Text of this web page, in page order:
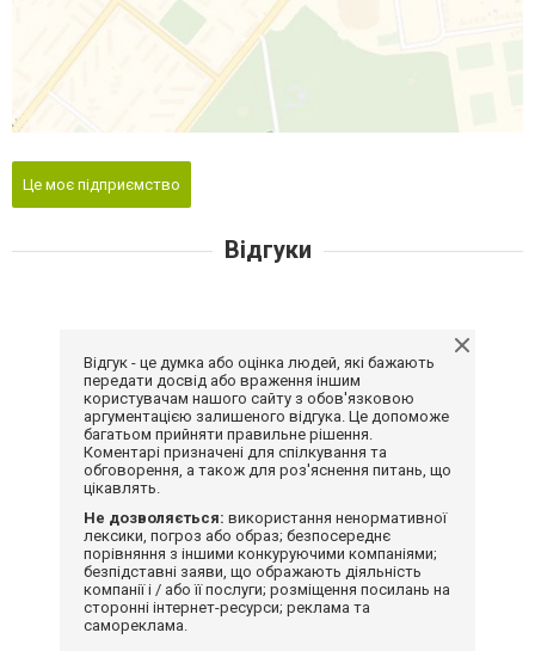
Це моє підприємство
Відгуки
Відгук - це думка або оцінка людей, які бажають
передати досвід або враження іншим
користувачам нашого сайту з обов'язковою
аргументацією залишеного відгука. Це допоможе
багатьом прийняти правильне рішення.
Коментарі призначені для спілкування та
обговорення, а також для роз'яснення питань, що
цікавлять.
Не дозволяється: використання ненормативної
лексики, погроз або образ; безпосереднє
порівняння з іншими конкуруючими компаніями;
безпідставні заяви, що ображають діяльність
компанії і / або її послуги; розміщення посилань на
сторонні інтернет-ресурси; реклама та
самореклама.